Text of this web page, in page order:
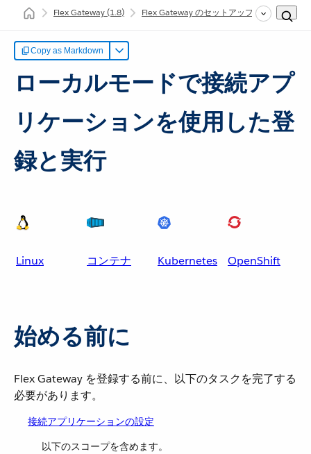
Flex Gateway(1.8) Flex Gateway のセットアップ ローカル
Copy as Markdown
ローカルモードで接続アプ
リケーションを使用した登
録と実行
Linux コンテナ Kubernetes OpenShift
始める前に
Flex Gateway を登録する前に、以下のタスクを完了する
必要があります。
接続アプリケーションの設定
以下のスコープを含めます。